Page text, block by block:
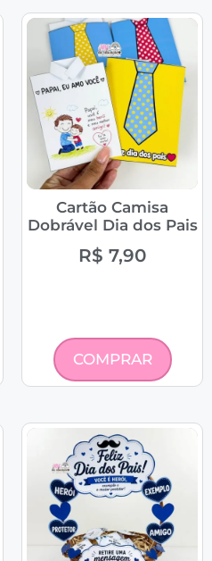
Cartão Camisa
Dobrável Dia dos Pais
R$ 7,90
COMPRAR